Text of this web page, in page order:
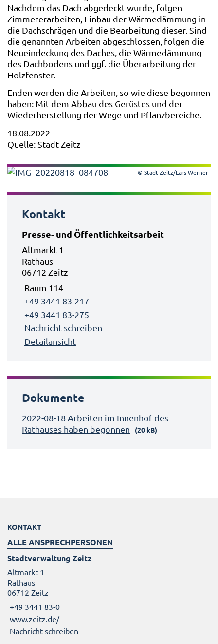
Nachdem das Dach abgedeckt wurde, folgen
Zimmererarbeiten, Einbau der Wärmedämmung in
die Dachschrägen und die Bearbeitung dieser. Sind
die genannten Arbeiten abgeschlossen, folgen die
Neueindeckung des Daches, die Wärmedämmung
des Dachbodens und ggf. die Überarbeitung der
Holzfenster.
Enden werden die Arbeiten, so wie diese begonnen
haben: Mit dem Abbau des Gerüstes und der
Wiederherstellung der Wege und Pflanzbereiche.
18.08.2022
Quelle: Stadt Zeitz
© Stadt Zeitz/Lars Werner
Kontakt
Presse- und Öffentlichkeitsarbeit
Altmarkt 1
Rathaus
06712 Zeitz
Raum 114
+49 3441 83-217
+49 3441 83-275
Nachricht schreiben
Detailansicht
Dokumente
2022-08-18 Arbeiten im Innenhof des
Rathauses haben begonnen
(20 kB)
KONTAKT
ALLE ANSPRECHPERSONEN
Stadtverwaltung Zeitz
Altmarkt 1
Rathaus
06712 Zeitz
+49 3441 83-0
www.zeitz.de/
Nachricht schreiben